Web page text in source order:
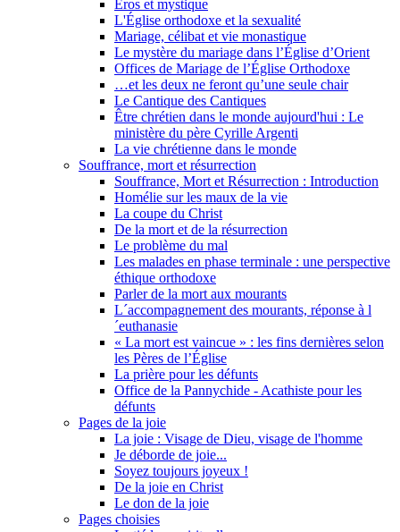
Éros et mystique
L'Église orthodoxe et la sexualité
Mariage, célibat et vie monastique
Le mystère du mariage dans l’Église d’Orient
Offices de Mariage de l’Église Orthodoxe
…et les deux ne feront qu’une seule chair
Le Cantique des Cantiques
Être chrétien dans le monde aujourd'hui : Le
ministère du père Cyrille Argenti
La vie chrétienne dans le monde
Souffrance, mort et résurrection
Souffrance, Mort et Résurrection : Introduction
Homélie sur les maux de la vie
La coupe du Christ
De la mort et de la résurrection
Le problème du mal
Les malades en phase terminale : une perspective
éthique orthodoxe
Parler de la mort aux mourants
L´accompagnement des mourants, réponse à l
´euthanasie
« La mort est vaincue » : les fins dernières selon
les Pères de l’Église
La prière pour les défunts
Office de la Pannychide - Acathiste pour les
défunts
Pages de la joie
La joie : Visage de Dieu, visage de l'homme
Je déborde de joie...
Soyez toujours joyeux !
De la joie en Christ
Le don de la joie
Pages choisies